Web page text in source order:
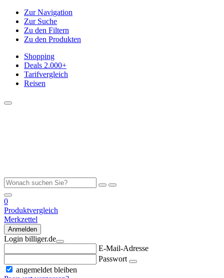
Zur Navigation
Zur Suche
Zu den Filtern
Zu den Produkten
Shopping
Deals 2.000+
Tarifvergleich
Reisen
0
Produktvergleich
Merkzettel
Anmelden
Login billiger.de
E-Mail-Adresse
Passwort
angemeldet bleiben